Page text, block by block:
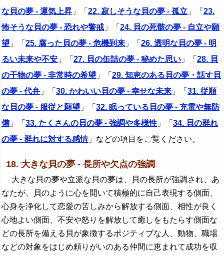
な貝の夢 - 運気上昇 」「 22. 寂しそうな貝の夢 - 孤立 」「 23.
怖そうな貝の夢 - 恐れや警戒 」「 24. 貝の死骸の夢 - 自立や願
望 」「 25. 腐った貝の夢 - 危機到来 」「 26. 透明な貝の夢 - 明
るい未来や不安 」「 27. 貝の缶詰の夢 - 秘めた思い 」「 28. 貝
の干物の夢 - 非常時の希望 」「 29. 知恵のある貝の夢・話す貝
の夢 - 代弁 」「 30. かわいい貝の夢 - 幸せな未来 」「 31. 従順
な貝の夢 - 服従と願望 」「 32. 眠っている貝の夢 - 充電や無防
備 」「 33. たくさんの貝の夢 - 強調や多様性 」「 34. 貝の群れ
の夢 - 群れに対する感情」などの項目をご覧ください。
18. 大きな貝の夢 - 長所や欠点の強調
大きな貝の夢や立派な貝の夢は、貝の長所が強調され、あ
なたが、貝のように心を開いて積極的に自己表現する側面、
心身を浄化して恋愛の苦しみから解放する側面、相性が良く
心地よい側面、不安や怒りを解放して癒しをもたらす側面な
どの長所を備える貝が象徴するポジティブな人、動物、職場
などの対象をはじめ頼りがいのある仲間に恵まれて成功を収